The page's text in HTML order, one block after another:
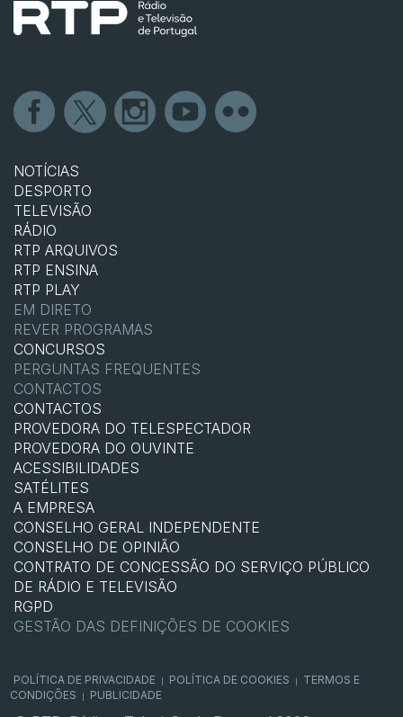
NOTÍCIAS
DESPORTO
TELEVISÃO
RÁDIO
RTP ARQUIVOS
RTP ENSINA
RTP PLAY
EM DIRETO
REVER PROGRAMAS
CONCURSOS
PERGUNTAS FREQUENTES
CONTACTOS
CONTACTOS
PROVEDORA DO TELESPECTADOR
PROVEDORA DO OUVINTE
ACESSIBILIDADES
SATÉLITES
A EMPRESA
CONSELHO GERAL INDEPENDENTE
CONSELHO DE OPINIÃO
CONTRATO DE CONCESSÃO DO SERVIÇO PÚBLICO
DE RÁDIO E TELEVISÃO
RGPD
GESTÃO DAS DEFINIÇÕES DE COOKIES
POLÍTICA DE PRIVACIDADE POLÍTICA DE COOKIES
TERMOS E
CONDIÇÕES
PUBLICIDADE